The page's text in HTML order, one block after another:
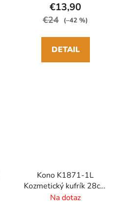
€13,90
€24 (–42 %)
DETAIL
Kono K1871-1L
Kozmetický kufrík 28cm
Čierna/Hnedá ABS
Na dotaz